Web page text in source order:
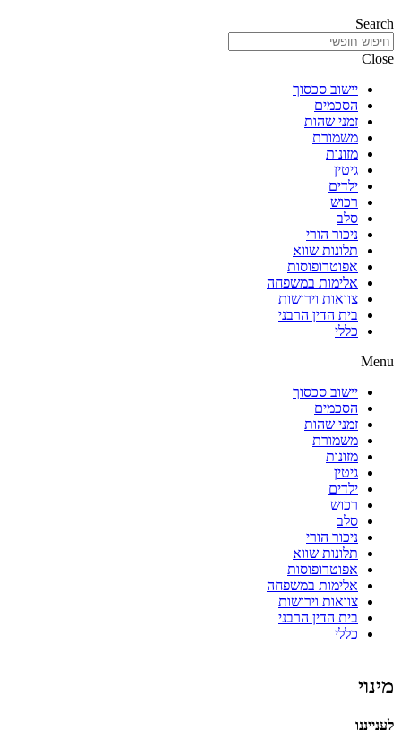
Search
Close
יישוב סכסוך
הסכמים
זמני שהות
משמורת
מזונות
גיטין
ילדים
רכוש
סלב
ניכור הורי
תלונות שווא
אפוטרופוסות
אלימות במשפחה
צוואות וירושות
בית הדין הרבני
כללי
Menu
יישוב סכסוך
הסכמים
זמני שהות
משמורת
מזונות
גיטין
ילדים
רכוש
סלב
ניכור הורי
תלונות שווא
אפוטרופוסות
אלימות במשפחה
צוואות וירושות
בית הדין הרבני
כללי
מינוי
לענייננו